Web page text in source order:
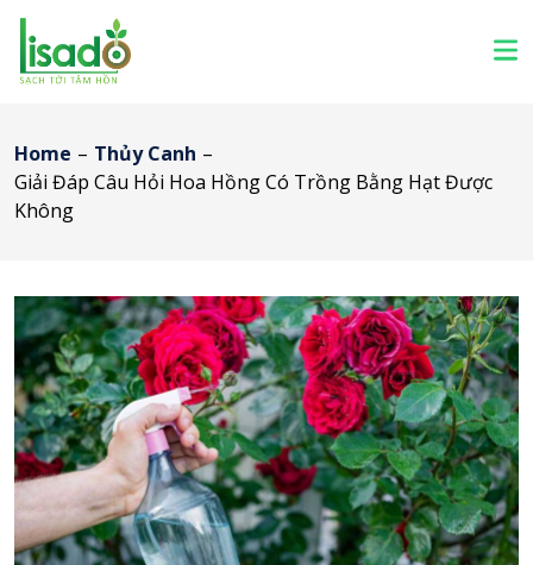
Home – Thủy Canh –
Giải Đáp Câu Hỏi Hoa Hồng Có Trồng Bằng Hạt Được
Không